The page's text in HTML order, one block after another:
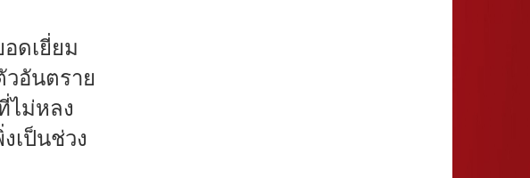
ดเยี่ยม
อันตราย
ไม่หลง
เป็นช่วง